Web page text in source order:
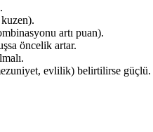
artı puan).
öncelik artar.
evlilik) belirtilirse güçlü.